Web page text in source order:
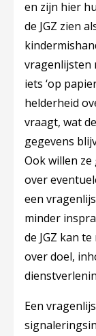
en zijn hier
de JGZ zien
vragenlijsten
iets ‘op
helderheid
vraagt, wat
gegevens
Ook willen
over
een
minder
de JGZ kan
over doel,
Een